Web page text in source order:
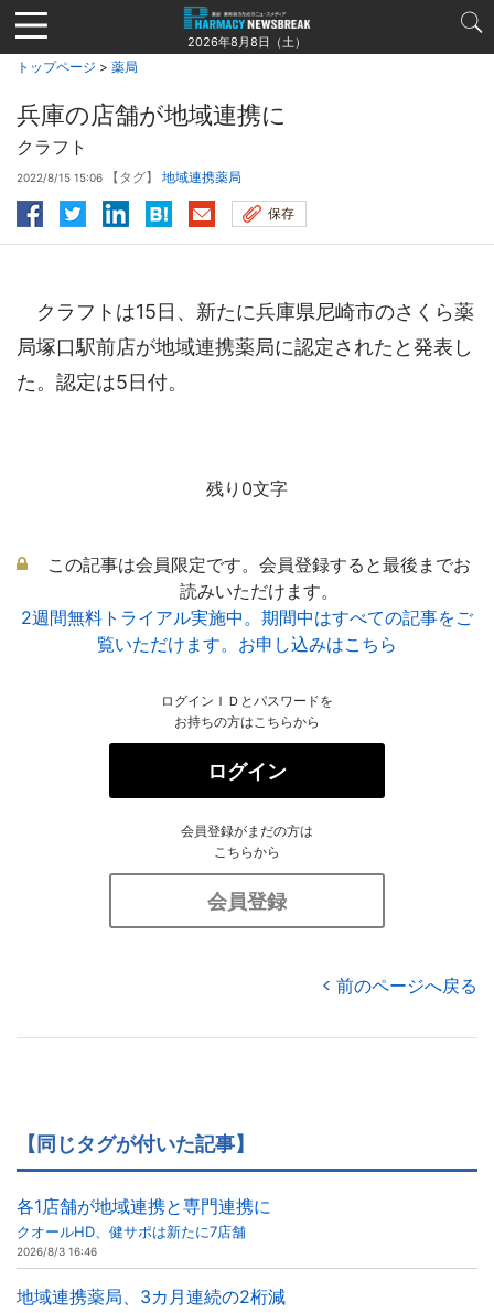
Jump
to
navigation
2026年8月8日（土）
トップページ > 薬局
兵庫の店舗が地域連携に
クラフト
2022/8/15 15:06 【タグ】 地域連携薬局
保存
クラフトは15日、新たに兵庫県尼崎市のさくら薬
局塚口駅前店が地域連携薬局に認定されたと発表し
た。認定は5日付。
残り0文字
この記事は会員限定です。会員登録すると最後までお
読みいただけます。
2週間無料トライアル実施中。期間中はすべての記事をご
覧いただけます。お申し込みはこちら
ログインＩＤとパスワードを
お持ちの方はこちらから
ログイン
会員登録がまだの方は
こちらから
会員登録
前のページへ戻る
【同じタグが付いた記事】
各1店舗が地域連携と専門連携に
クオールHD、健サポは新たに7店舗
2026/8/3 16:46
地域連携薬局、3カ月連続の2桁減